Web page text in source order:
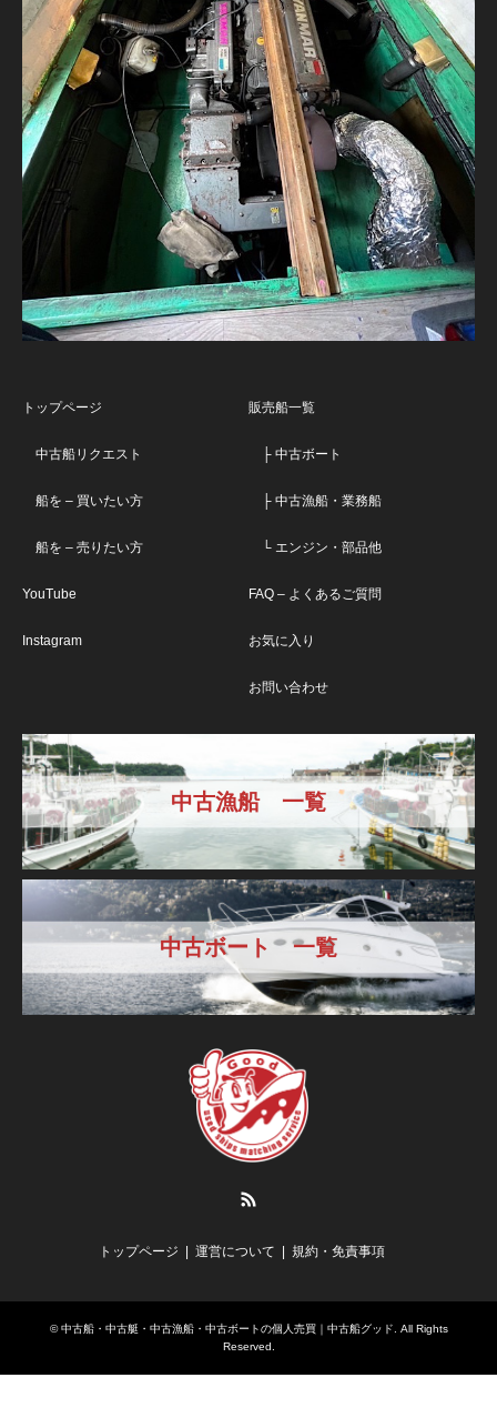
トップページ
中古船リクエスト
船を – 買いたい方
船を – 売りたい方
YouTube
Instagram
販売船一覧
├ 中古ボート
├ 中古漁船・業務船
└ エンジン・部品他
FAQ – よくあるご質問
お気に入り
お問い合わせ
中古漁船 一覧
中古ボート 一覧
トップページ 運営について 規約・免責事項
©中古船・中古艇・中古漁船・中古ボートの個人売買｜中古船グッド . All Rights
Reserved.